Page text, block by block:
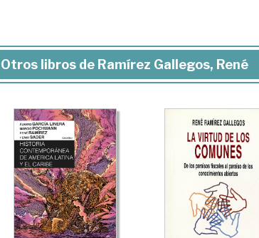
Otros libros de Ramírez Gallegos, René